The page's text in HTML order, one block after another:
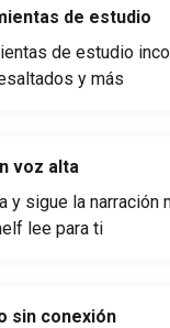
de estudio
de estudio
y más
voz alta
y sigue la narración
lee para ti
sin conexión